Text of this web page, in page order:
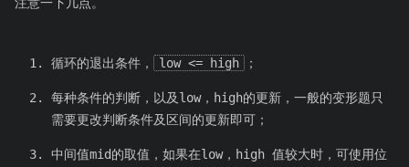
循环的退出条件， low <= high ；
每种条件的判断，以及low，high的更新，一般的变形题只
需要更改判断条件及区间的更新即可；
中间值mid的取值，如果在low，high 值较大时，可使用位